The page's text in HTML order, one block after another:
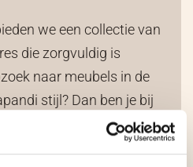
we een collectie van
die zorgvuldig is
naar meubels in de
stijl? Dan ben je bij
Onze studio vind je
12 van de A1.